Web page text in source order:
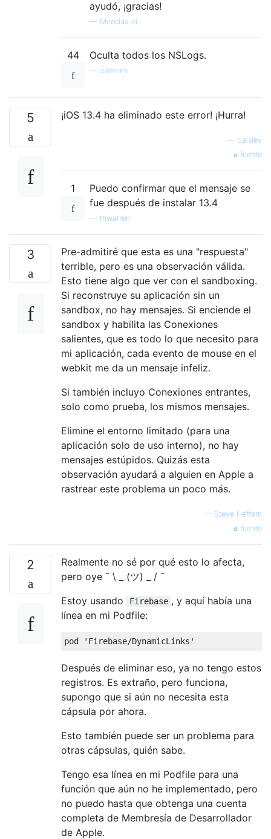
ayudó, ¡gracias!
— Miroslav el
44 Oculta todos los NSLogs.
allenlinli
5 ¡iOS 13.4 ha eliminado este error! ¡Hurra!
balslev
fuente
1
Puedo confirmar que el mensaje se
fue después de instalar 13.4
mwarren
3
Pre-admitiré que esta es una "respuesta"
terrible, pero es una observación válida.
Esto tiene algo que ver con el sandboxing.
Si reconstruye su aplicación sin un
sandbox, no hay mensajes. Si enciende el
sandbox y habilita las Conexiones
salientes, que es todo lo que necesito para
mi aplicación, cada evento de mouse en el
webkit me da un mensaje infeliz.
Si también incluyo Conexiones entrantes,
solo como prueba, los mismos mensajes.
Elimine el entorno limitado (para una
aplicación solo de uso interno), no hay
mensajes estúpidos. Quizás esta
observación ayudará a alguien en Apple a
rastrear este problema un poco más.
— Steve Heffern
fuente
2
Realmente no sé por qué esto lo afecta,
pero oye ¯ \ _ (ツ) _ / ¯
Estoy usando
Firebase , y aquí había una
línea en mi Podfile:
pod 'Firebase/DynamicLinks'
Después de eliminar eso, ya no tengo estos
registros. Es extraño, pero funciona,
supongo que si aún no necesita esta
cápsula por ahora.
Esto también puede ser un problema para
otras cápsulas, quién sabe.
Tengo esa línea en mi Podfile para una
función que aún no he implementado, pero
no puedo hasta que obtenga una cuenta
completa de Membresía de Desarrollador
de Apple.